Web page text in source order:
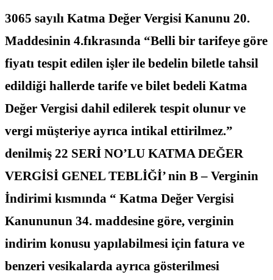
3065 sayılı Katma Değer Vergisi Kanunu 20.
Maddesinin 4.fıkrasında “Belli bir tarifeye göre
fiyatı tespit edilen işler ile bedelin biletle tahsil
edildiği hallerde tarife ve bilet bedeli Katma
Değer Vergisi dahil edilerek tespit olunur ve
vergi müşteriye ayrıca intikal ettirilmez.”
denilmiş 22 SERİ NO’LU KATMA DEĞER
VERGİSİ GENEL TEBLİĞİ’ nin B – Verginin
İndirimi kısmında “ Katma Değer Vergisi
Kanununun 34. maddesine göre, verginin
indirim konusu yapılabilmesi için fatura ve
benzeri vesikalarda ayrıca gösterilmesi